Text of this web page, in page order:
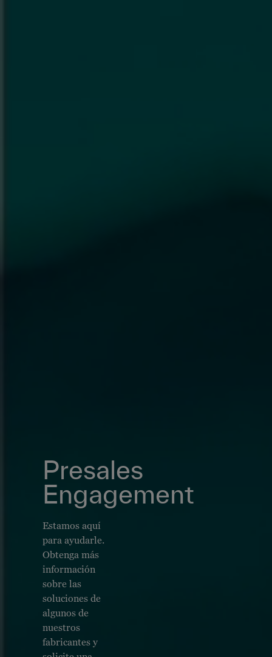
Presales
Engagement
Estamos aquí
para ayudarle.
Obtenga más
información
sobre las
soluciones de
algunos de
nuestros
fabricantes y